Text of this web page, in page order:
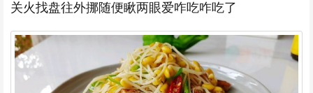
关火找盘往外挪随便瞅两眼爱咋吃咋吃了